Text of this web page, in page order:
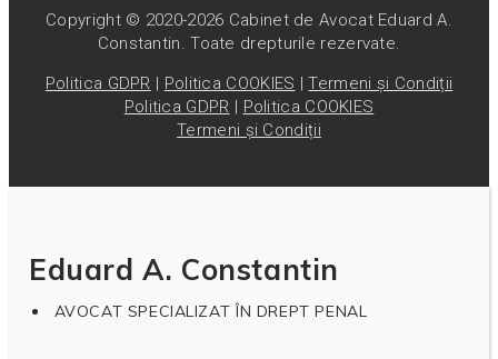
Copyright © 2020-2026 Cabinet de Avocat Eduard A.
Constantin. Toate drepturile rezervate.
Politica GDPR | Politica COOKIES |Termeni și Condiții
Politica GDPR | Politica COOKIES
Termeni și Condiții
Eduard A. Constantin
AVOCAT SPECIALIZAT ÎN DREPT PENAL